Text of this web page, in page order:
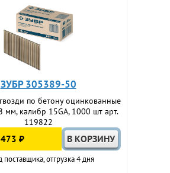
ЗУБР 305389-50
по бетону оцинкованные
мм, калибр 15GA, 1000 шт арт.
119822
₽
поставщика, отгрузка 4 дня